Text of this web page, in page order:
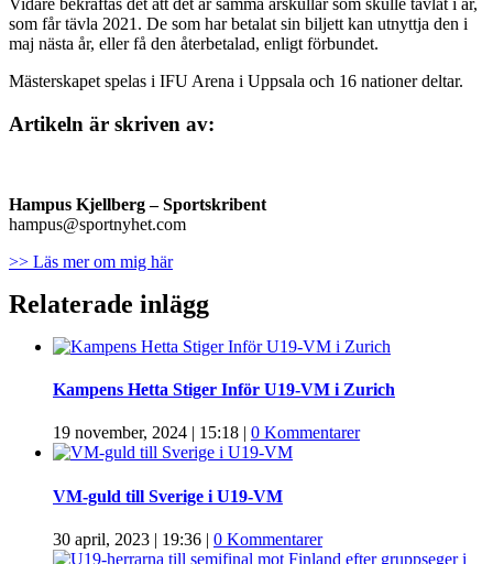
Vidare bekräftas det att det är samma årskullar som skulle tävlat i år,
som får tävla 2021. De som har betalat sin biljett kan utnyttja den i
maj nästa år, eller få den återbetalad, enligt förbundet.
Mästerskapet spelas i IFU Arena i Uppsala och 16 nationer deltar.
Artikeln är skriven av:
Hampus Kjellberg– Sportskribent
hampus@sportnyhet.com
>> Läs mer om mig här
Relaterade inlägg
Kampens Hetta Stiger Inför U19-VM i Zurich
19 november, 2024 | 15:18 | 0 Kommentarer
VM-guld till Sverige i U19-VM
30 april, 2023 | 19:36 | 0 Kommentarer